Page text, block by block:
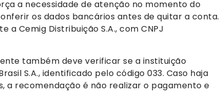
a necessidade de atenção no momento do
os dados bancários antes de quitar a conta.
a Cemig Distribuição S.A., com CNPJ
também deve verificar se a instituição
S.A., identificado pelo código 033. Caso haja
a recomendação é não realizar o pagamento e